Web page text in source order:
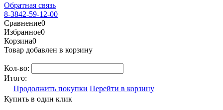
Обратная связь
8-3842-59-12-00
Сравнение0
Избранное0
Корзина0
Товар добавлен в корзину
Кол-во:
Итого:
Продолжить покупки Перейти в корзину
Купить в один клик